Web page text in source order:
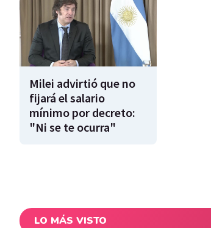
Milei advirtió que no
fijará el salario
mínimo por decreto:
"Ni se te ocurra"
LO MÁS VISTO